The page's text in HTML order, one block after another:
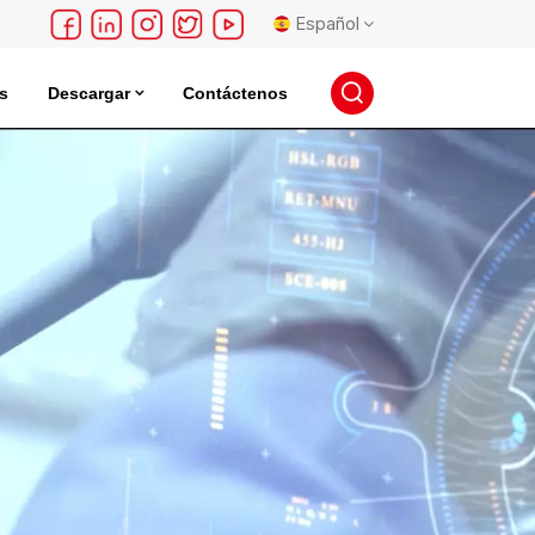
Español
English
français
русский
español
português
日本語
Descargar Contáctenos